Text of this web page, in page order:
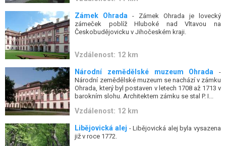
Zámek Ohrada - Zámek Ohrada je lovecký
zámeček poblíž Hluboké nad Vltavou na
Českobudějovicku v Jihočeském kraji.
Vzdálenost: 12 km
Národní zemědělské muzeum Ohrada -
Národní zemědělské muzeum se nachází v zámku
Ohrada, který byl postaven v letech 1708 až 1713 v
barokním slohu. Architektem zámku se stal P. I...
Vzdálenost: 12 km
Libějovická alej - Libějovická alej byla vysazena
již v roce 1772.